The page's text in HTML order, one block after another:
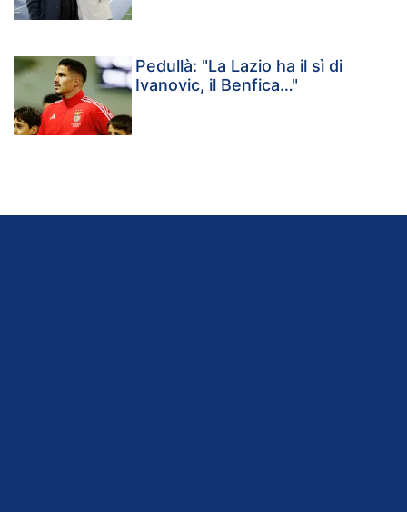
Pedullà: "La Lazio ha il sì di
Ivanovic, il Benfica…"